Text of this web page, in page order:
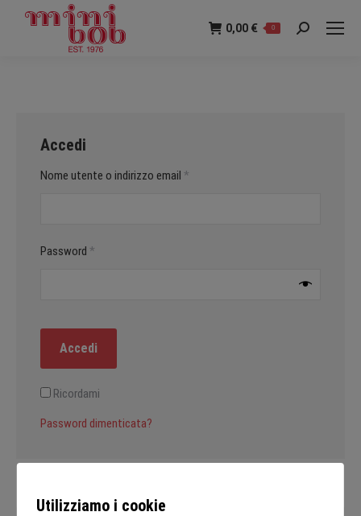
0,00 € 0 Ricerca:
Accedi
Nome utente o indirizzo email *
Password *
Accedi
Ricordami
Password dimenticata?
Utilizziamo i cookie